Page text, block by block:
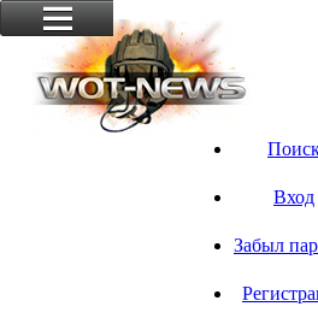
Вход
Забыл